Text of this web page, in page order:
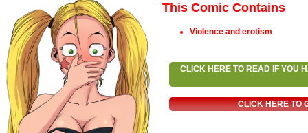
This Comic Contains
Violence and erotism
CLICK HERE TO READ IF YOU
CLICK HERE TO